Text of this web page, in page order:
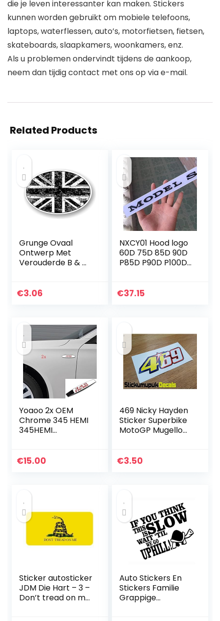
die je leven interessanter kan maken. Stickers
kunnen worden gebruikt om mobiele telefoons,
laptops, waterflessen, auto’s, motorfietsen, fietsen,
skateboards, slaapkamers, woonkamers, enz.
Als u problemen ondervindt tijdens de aankoop,
neem dan tijdig contact met ons op via e-mail.
Related Products
Grunge Ovaal
Ontwerp Met
Verouderde B & W
Motorfiets Auto
€3.06
NXCY01 Hood logo
60D 75D 85D 90D
P85D P90D P100D
Embleem
€37.15
Yoaoo 2x OEM
Chrome 345 HEMI
345HEMI
Logo voor Dodge
€15.00
469 Nicky Hayden
Sticker Superbike
MotoGP Mugello
130mm – kleur
€3.50
Sticker autosticker
JDM Die Hart – 3 –
Don’t tread on me
Auto Stickers En
Stickers Familie
Grappige